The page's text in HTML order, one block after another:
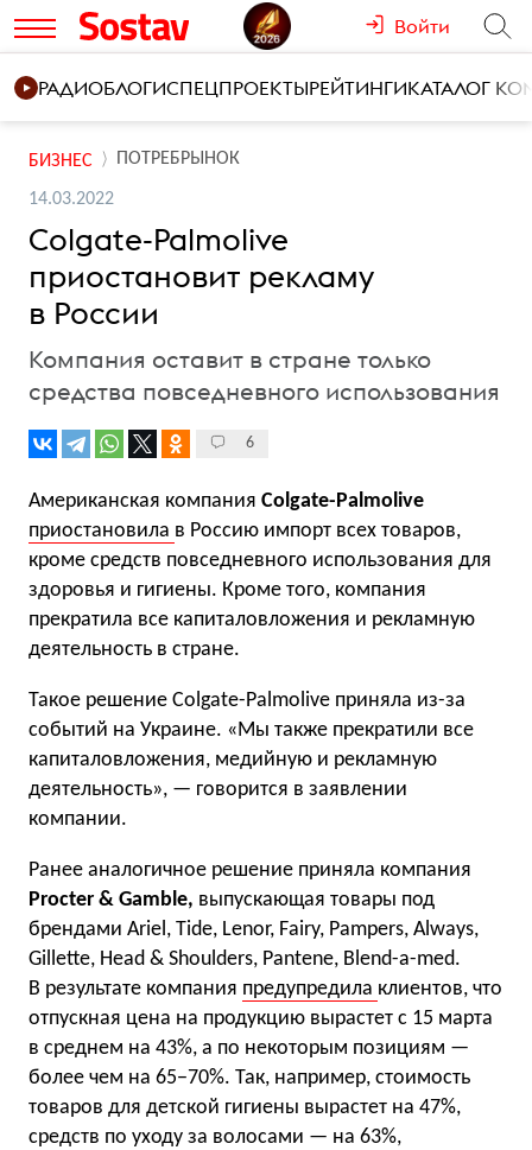
Войти
РАДИОБЛОГИСПЕЦПРОЕКТЫРЕЙТИНГИКАТАЛОГ
БИЗНЕС ПОТРЕБРЫНОК
14.03.2022
Colgate-Palmolive
приостановит рекламу
в России
Компания оставит в стране только
средства повседневного использования
6
Американская компания Colgate-Palmolive
приостановила в Россию импорт всех товаров,
кроме средств повседневного использования для
здоровья и гигиены. Кроме того, компания
прекратила все капиталовложения и рекламную
деятельность в стране.
Такое решение Colgate-Palmolive приняла из-за
событий на Украине. «Мы также прекратили все
капиталовложения, медийную и рекламную
деятельность», — говорится в заявлении
компании.
Ранее аналогичное решение приняла компания
Procter & Gamble, выпускающая товары под
брендами Ariel, Tide, Lenor, Fairy, Pampers, Always,
Gillette, Head & Shoulders, Pantene, Blend-a-med.
В результате компания предупредила клиентов, что
отпускная цена на продукцию вырастет с 15 марта
в среднем на 43%, а по некоторым позициям —
более чем на 65−70%. Так, например, стоимость
товаров для детской гигиены вырастет на 47%,
средств по уходу за волосами — на 63%,